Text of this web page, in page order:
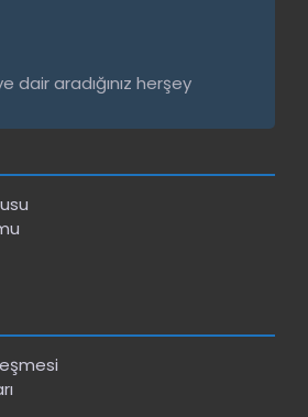
dair aradığınız herşey